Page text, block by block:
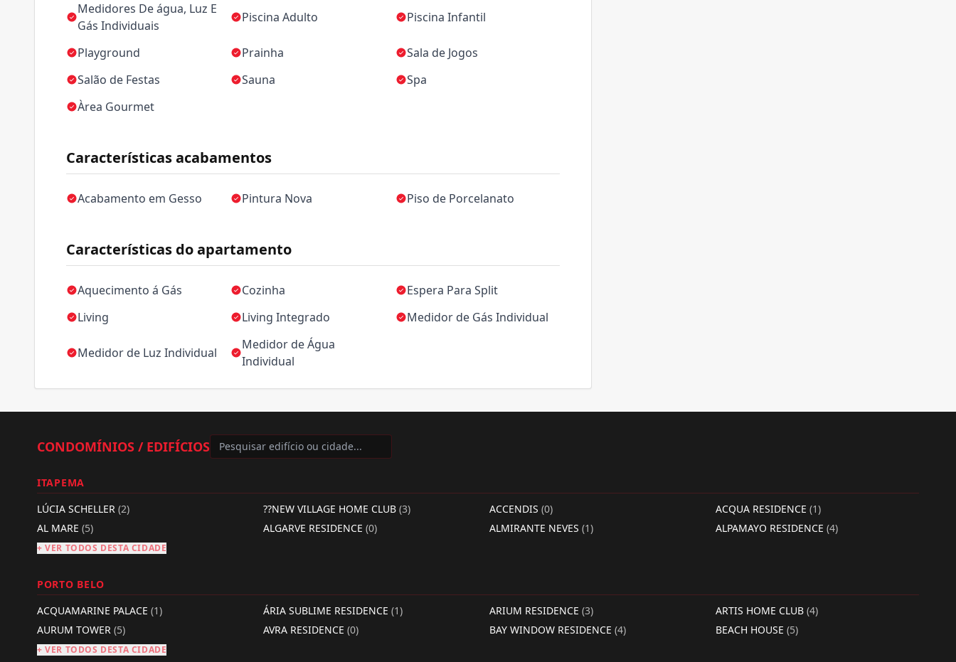
Medidores De água, Luz E
Gás Individuais
Piscina Adulto Piscina Infantil
Playground Prainha
Sala de Jogos
Salão de Festas
Sauna
Spa
Àrea Gourmet
Características acabamentos
Acabamento em Gesso Pintura Nova Piso de Porcelanato
Características do apartamento
Aquecimento á Gás Cozinha
Espera Para Split
Living
Living Integrado Medidor de Gás Individual
Medidor de Luz Individual
Medidor de Água
Individual
CONDOMÍNIOS / EDIFÍCIOS
ITAPEMA
LÚCIA SCHELLER (2) ??NEW VILLAGE HOME CLUB (3) ACCENDIS (0) ACQUA RESIDENCE (1)
AL MARE (5) ALGARVE RESIDENCE (0) ALMIRANTE NEVES (1) ALPAMAYO RESIDENCE (4)
+ VER TODOS DESTA CIDADE
PORTO BELO
ACQUAMARINE PALACE (1) ÁRIA SUBLIME RESIDENCE (1) ARIUM RESIDENCE (3) ARTIS HOME CLUB (4)
AURUM TOWER (5) AVRA RESIDENCE (0) BAY WINDOW RESIDENCE (4) BEACH HOUSE (5)
+ VER TODOS DESTA CIDADE